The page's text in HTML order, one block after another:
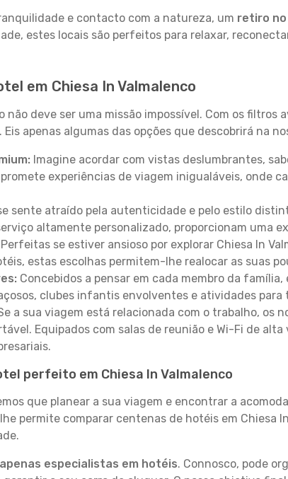
e contacto com a natureza, um retiro no
estes locais são perfeitos para relaxar,
em Chiesa In Valmalenco
deve ser uma missão impossível. Com os filtros
apenas algumas das opções que descobrirá na
Imagine acordar com vistas deslumbrantes,
experiências de viagem inigualáveis, onde
sente atraído pela autenticidade e pelo estilo
altamente personalizado, proporcionam uma
Perfeitas se estiver ansioso por explorar Chiesa In
estas escolhas permitem-lhe realocar as suas
Concebidos a pensar em cada membro da
clubes infantis envolventes e atividades para
a sua viagem está relacionada com o trabalho, os
Equipados com salas de reunião e Wi-Fi de
perfeito em Chiesa In Valmalenco
que planear a sua viagem e encontrar a
permite comparar centenas de hotéis em Chiesa
especialistas em hotéis. Connosco, pode